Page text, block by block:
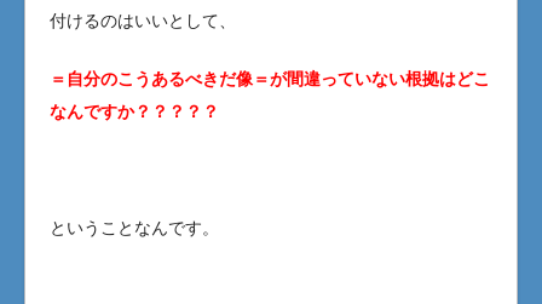
付けるのはいいとして、
＝自分のこうあるべきだ像＝が間違っていない根拠はどこ
なんですか？？？？？
ということなんです。